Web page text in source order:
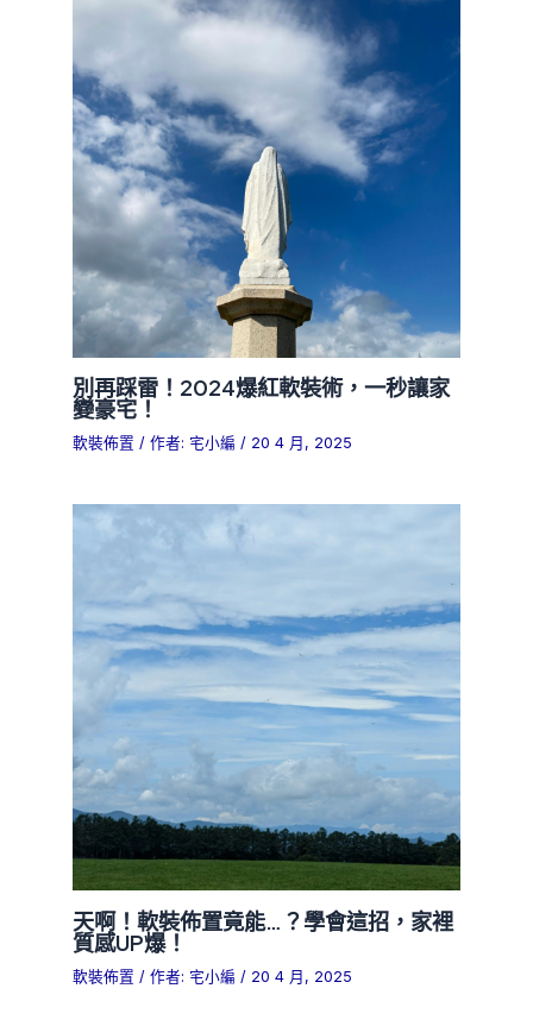
別再踩雷！2024爆紅軟裝術，一秒讓家
變豪宅！
軟裝佈置 / 作者: 宅小編/ 20 4 月, 2025
天啊！軟裝佈置竟能…？學會這招，家裡
質感UP爆！
軟裝佈置 / 作者: 宅小編 / 20 4 月, 2025